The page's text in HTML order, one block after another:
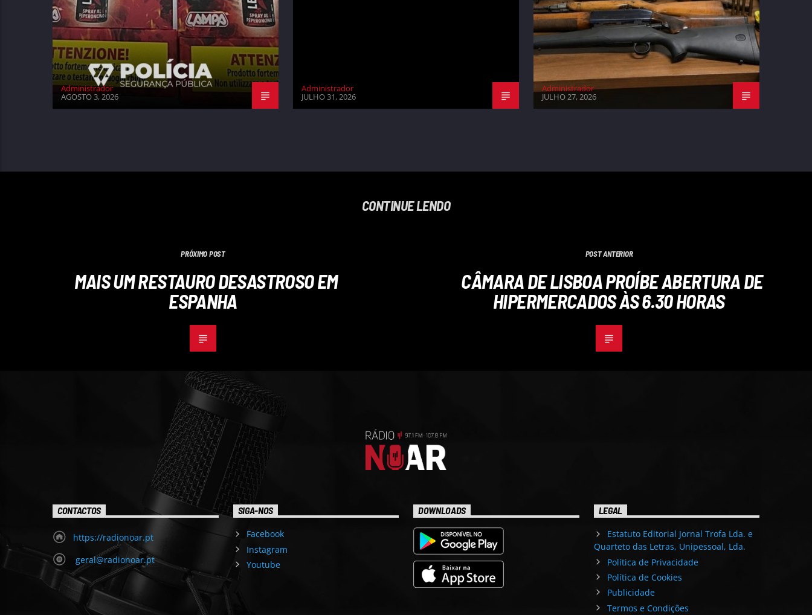
Administrador
AGOSTO 3, 2026
Administrador
JULHO 31, 2026
Administrador
JULHO 27, 2026
CONTINUE LENDO
PRÓXIMO POST
MAIS UM RESTAURO DESASTROSO EM
ESPANHA
POST ANTERIOR
CÂMARA DE LISBOA PROÍBE ABERTURA DE
HIPERMERCADOS ÀS 6.30 HORAS
CONTACTOS
https://radionoar.pt
geral@radionoar.pt
SIGA-NOS
Facebook
Instagram
Youtube
DOWNLOADS LEGAL
Estatuto Editorial Jornal Trofa Lda. e
Quarteto das Letras, Unipessoal, Lda.
Política de Privacidade
Política de Cookies
Publicidade
Termos e Condições